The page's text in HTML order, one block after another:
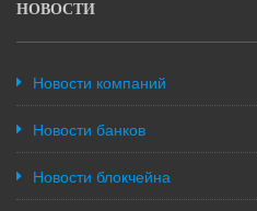
НОВОСТИ
Новости компаний
Новости банков
Новости блокчейна